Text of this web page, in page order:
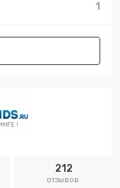
1
212
отзывов